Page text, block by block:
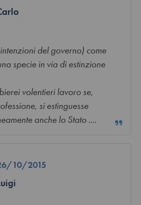
del governo) come
specie in via di estinzione
volentieri lavoro se,
si estinguesse
anche lo Stato ....
10/2015